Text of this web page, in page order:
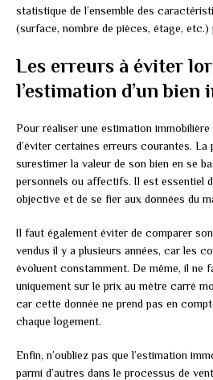
statistique de l’ensemble des
(surface, nombre de pièces, étage, etc.)
Les erreurs à éviter
l’estimation d’un bien
Pour réaliser une estimation
d’éviter certaines erreurs courantes. La
surestimer la valeur de son bien en se
personnels ou affectifs. Il est essentiel
objective et de se fier aux données du
Il faut également éviter de comparer
vendus il y a plusieurs années, car les
évoluent constamment. De même, il ne
uniquement sur le prix au mètre carré
car cette donnée ne prend pas en
chaque logement.
Enfin, n’oubliez pas que l’estimation
parmi d’autres dans le processus de